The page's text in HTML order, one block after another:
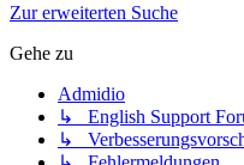
Zur erweiterten Suche
Gehe zu
Admidio
↳ English Support
↳